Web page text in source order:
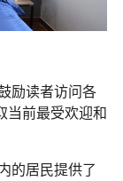
励读者访问各
当前最受欢迎和
的居民提供了